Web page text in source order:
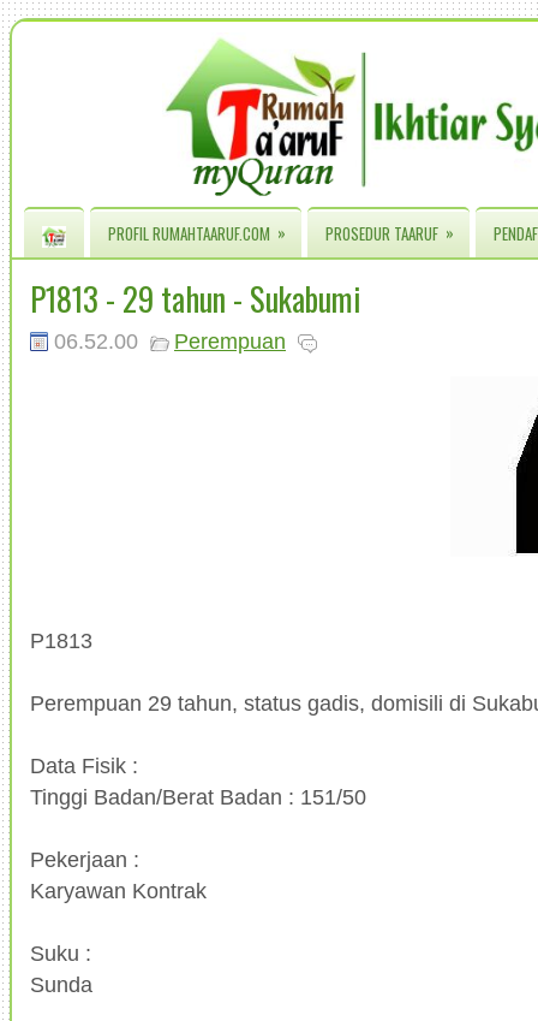
PROFIL RUMAHTAARUF.COM » PROSEDUR TAARUF »
P1813 - 29 tahun - Sukabumi
06.52.00 Perempuan
P1813
Perempuan 29 tahun, status gadis, domisili di
Data Fisik :
Tinggi Badan/Berat Badan : 151/50
Pekerjaan :
Karyawan Kontrak
Suku :
Sunda